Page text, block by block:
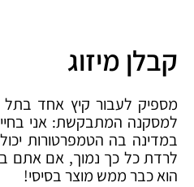
קבלן מיזוג
מספיק לעבור קיץ אחד בתל
למסקנה המתבקשת: אני
במדינה בה הטמפרטורות
לרדת כל כך נמוך, אם אתם
הוא כבר ממש מוצר בסיסי!